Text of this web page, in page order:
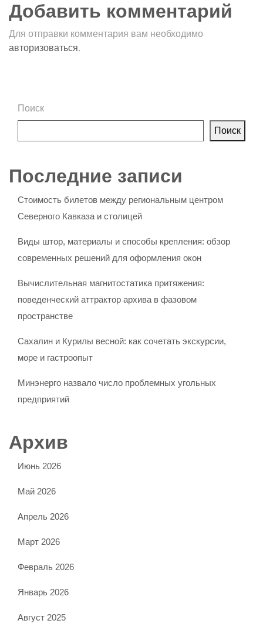
Добавить комментарий
Для отправки комментария вам необходимо
авторизоваться.
Поиск
Поиск
Последние записи
Стоимость билетов между региональным центром
Северного Кавказа и столицей
Виды штор, материалы и способы крепления: обзор
современных решений для оформления окон
Вычислительная магнитостатика притяжения:
поведенческий аттрактор архива в фазовом
пространстве
Сахалин и Курилы весной: как сочетать экскурсии,
море и гастроопыт
Минэнерго назвало число проблемных угольных
предприятий
Архив
Июнь 2026
Май 2026
Апрель 2026
Март 2026
Февраль 2026
Январь 2026
Август 2025